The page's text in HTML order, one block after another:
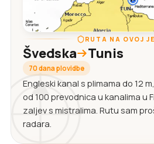
RUTA NA OVOJ
Švedska Tunis
70 dana plovidbe
Engleski kanal s plimama do 12
od 100 prevodnica u kanalima u
zaljev s mistralima. Rutu sam
radara.